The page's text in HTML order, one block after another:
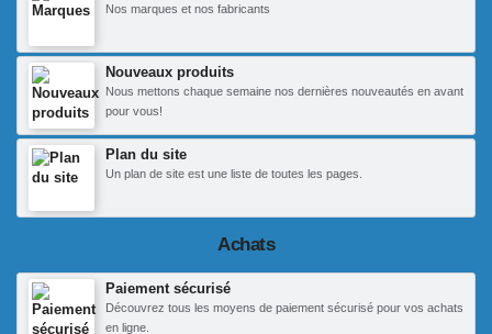
Nos marques et nos fabricants
Nouveaux produits
Nous mettons chaque semaine nos dernières nouveautés en avant
pour vous!
Plan du site
Un plan de site est une liste de toutes les pages.
Achats
Paiement sécurisé
Découvrez tous les moyens de paiement sécurisé pour vos achats
en ligne.